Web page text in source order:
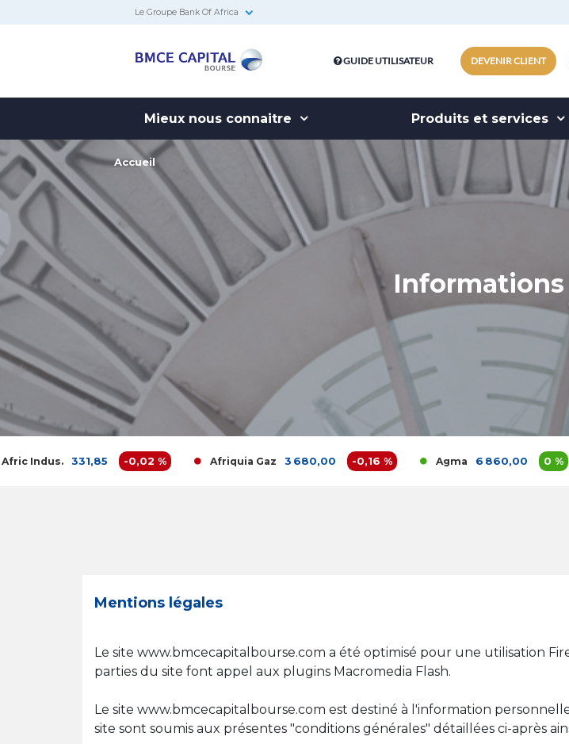
Le Groupe Bank Of Africa
Bourse
DEVENIR CLIENT
GUIDE UTILISATEUR
Mieux nous connaitre Produits et services
Accueil
Informations
331,85 -0,02 % Afriquia Gaz 3 680,00 -0,16 % Agma 6 860,00 0 %
Mentions légales
Le site www.bmcecapitalbourse.com a été optimisé pour une utilisation
parties du site font appel aux plugins Macromedia Flash.
Le site www.bmcecapitalbourse.com est destiné à l'information
site sont soumis aux présentes "conditions générales" détaillées ci-après